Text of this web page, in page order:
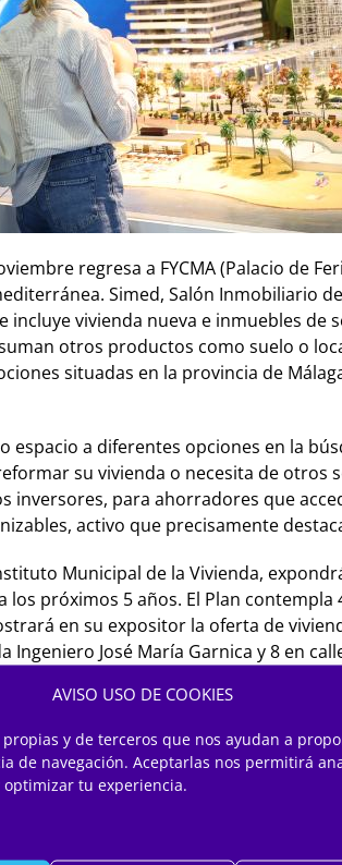
AVISO USO DE COOKIES
propias y de terceros que nos ayudan a
de navegación. Aceptarlas nos permitirá
tu experiencia.
regresa a FYCMA (Palacio de
Simed, Salón Inmobiliario
vivienda nueva e inmuebles de
otros productos como suelo o
situadas en la provincia de
a diferentes opciones en la
su vivienda o necesita de otros
inversores, para ahorradores que
activo que precisamente
Municipal de la Vivienda,
próximos 5 años. El Plan
en su expositor la oferta de
José María Garnica y 8 en
público-privada, 20 en calle
de una visita inmersiva cómo serán
zonas claves en los que la
con 530 viviendas protegidas en
euros.